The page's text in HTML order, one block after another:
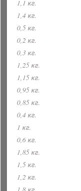
1,1 кг.
1,4 кг.
0,5 кг.
0,2 кг.
0,3 кг.
1,25 кг.
1,15 кг.
0,95 кг.
0,85 кг.
0,4 кг.
1 кг.
0,6 кг.
1,85 кг.
1,5 кг.
1,2 кг.